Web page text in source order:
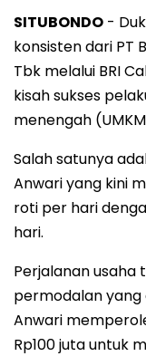
SITUBONDO -
konsisten dari PT
Tbk melalui BRI
kisah sukses
menengah
Salah satunya
Anwari yang kini
roti per hari
hari.
Perjalanan usaha
permodalan yang
Anwari
Rp100 juta untuk